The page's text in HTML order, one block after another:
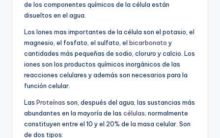
de los componentes químicos de la célula están
disueltos en el agua.
Los Iones mas importantes de la célula son el potasio, el
magnesio, el fosfato, el sulfato, el bicarbonato y
cantidades más pequeñas de sodio, cloruro y calcio. Los
iones son los productos químicos inorgánicos de las
reacciones celulares y además son necesarios para la
función celular.
Las Proteínas son, después del agua, las sustancias más
abundantes en la mayoría de las células; normalmente
constituyen entre el 10 y el 20% de la masa celular. Son
de dos tipos: